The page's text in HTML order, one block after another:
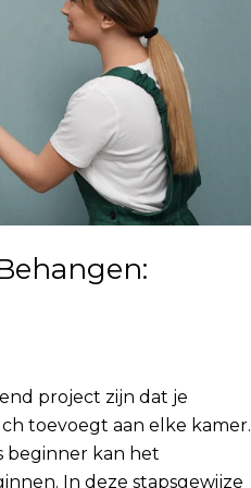
project zijn dat je
toevoegt aan elke kamer.
beginner kan het
In deze stapsgewijze